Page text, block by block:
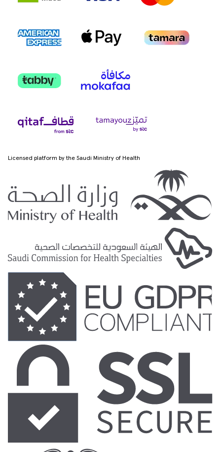
Licensed platform by the Saudi Ministry of Health